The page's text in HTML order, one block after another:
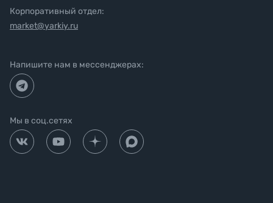
Корпоративный отдел:
market@yarkiy.ru
Напишите нам в мессенджерах:
Мы в соц.сетях